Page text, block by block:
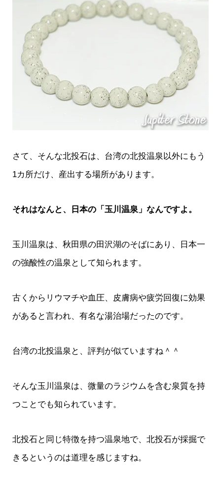
さて、そんな北投石は、台湾の北投温泉以外にもう
1カ所だけ、産出する場所があります。
それはなんと、日本の「玉川温泉」なんですよ。
玉川温泉は、秋田県の田沢湖のそばにあり、日本一
の強酸性の温泉として知られます。
古くからリウマチや血圧、皮膚病や疲労回復に効果
があると言われ、有名な湯治場だったのです。
台湾の北投温泉と、評判が似ていますね＾＾
そんな玉川温泉は、微量のラジウムを含む泉質を持
つことでも知られています。
北投石と同じ特徴を持つ温泉地で、北投石が採掘で
きるというのは道理を感じますね。